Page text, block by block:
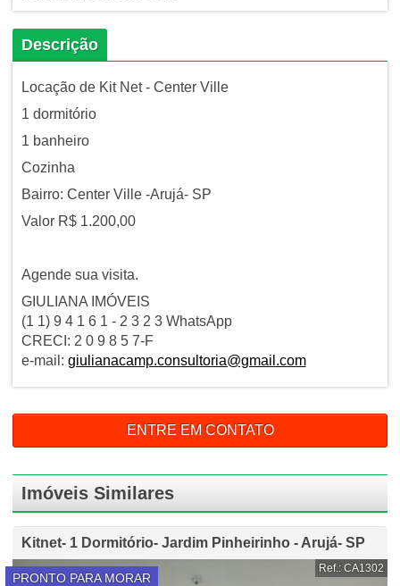
Descrição
Locação de Kit Net - Center Ville
1 dormitório
1 banheiro
Cozinha
Bairro: Center Ville -Arujá- SP
Valor R$ 1.200,00
Agende sua visita.
GIULIANA IMÓVEIS
(1 1) 9 4 1 6 1 - 2 3 2 3 WhatsApp
CRECI: 2 0 9 8 5 7-F
e-mail: giulianacamp.consultoria@gmail.com
ENTRE EM CONTATO
Imóveis Similares
Kitnet- 1 Dormitório- Jardim Pinheirinho - Arujá- SP
PRONTO PARA MORAR
Ref.: CA1302